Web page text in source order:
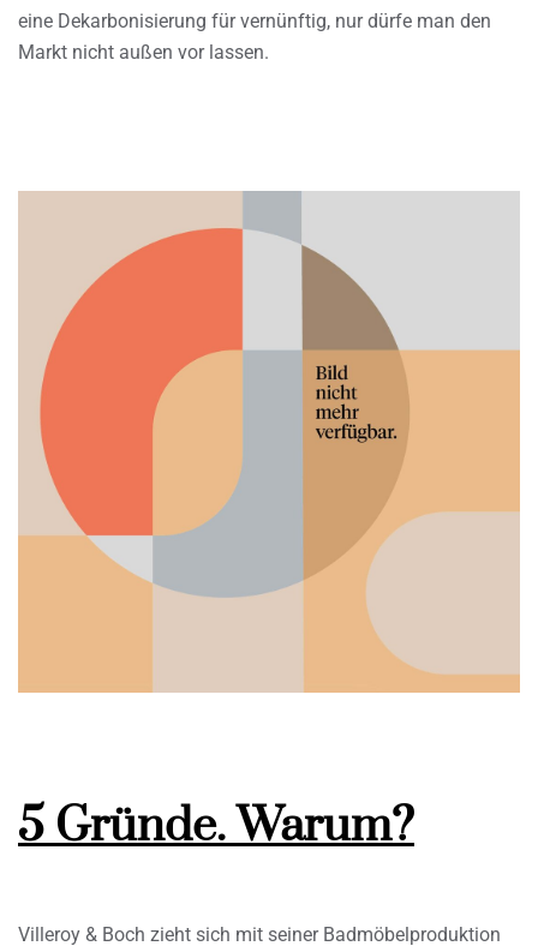
eine Dekarbonisierung für vernünftig, nur dürfe man den
Markt nicht außen vor lassen.
5 Gründe. Warum?
Villeroy & Boch zieht sich mit seiner Badmöbelproduktion